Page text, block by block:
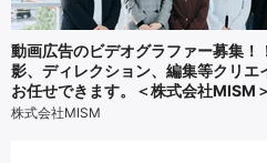
動画広告のビデオグラファー募集！
影、ディレクション、編集等クリエ
お任せできます。＜株式会社MISM＞
株式会社MISM